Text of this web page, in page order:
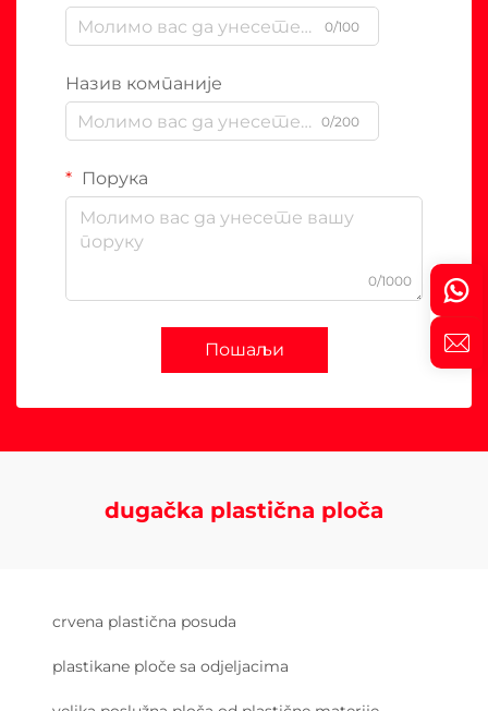
0/100
Назив компаније
0/200
Порука
0/1000
Пошаљи
dugačka plastična ploča
crvena plastična posuda
plastikane ploče sa odjeljacima